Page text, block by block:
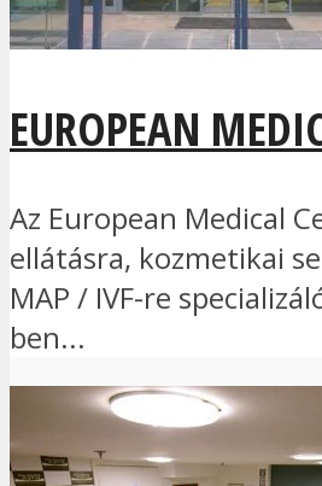
EUROPEAN
Az European Medical
ellátásra, kozmetikai
MAP / IVF-re
ben...